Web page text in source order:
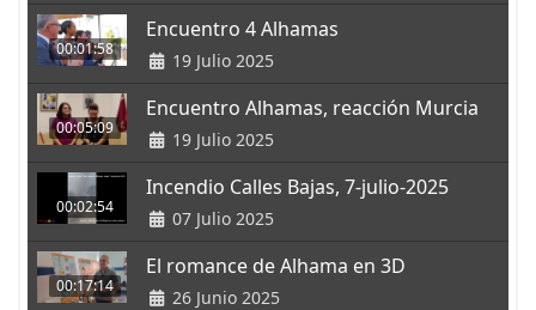
00:01:58
Encuentro 4 Alhamas
19 Julio 2025
00:05:09
Encuentro Alhamas, reacción Murcia
19 Julio 2025
00:02:54
Incendio Calles Bajas, 7-julio-2025
07 Julio 2025
00:17:14
El romance de Alhama en 3D
26 Junio 2025